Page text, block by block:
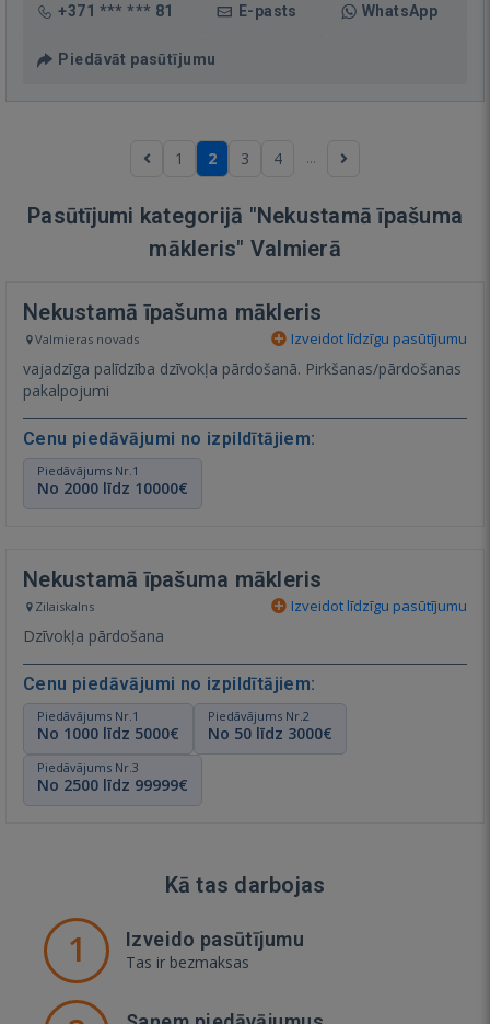
+371 *** *** 81 E-pasts WhatsApp
Piedāvāt pasūtījumu
1 2 3 4 ...
Pasūtījumi kategorijā "Nekustamā īpašuma
mākleris" Valmierā
Nekustamā īpašuma mākleris
Valmieras novads Izveidot līdzīgu pasūtījumu
vajadzīga palīdzība dzīvokļa pārdošanā. Pirkšanas/pārdošanas
pakalpojumi
Cenu piedāvājumi no izpildītājiem:
Piedāvājums Nr.1
No 2000 līdz 10000€
Nekustamā īpašuma mākleris
Zilaiskalns Izveidot līdzīgu pasūtījumu
Dzīvokļa pārdošana
Cenu piedāvājumi no izpildītājiem:
Piedāvājums Nr.1
No 1000 līdz 5000€
Piedāvājums Nr.2
No 50 līdz 3000€
Piedāvājums Nr.3
No 2500 līdz 99999€
Kā tas darbojas
1 Izveido pasūtījumu
Tas ir bezmaksas